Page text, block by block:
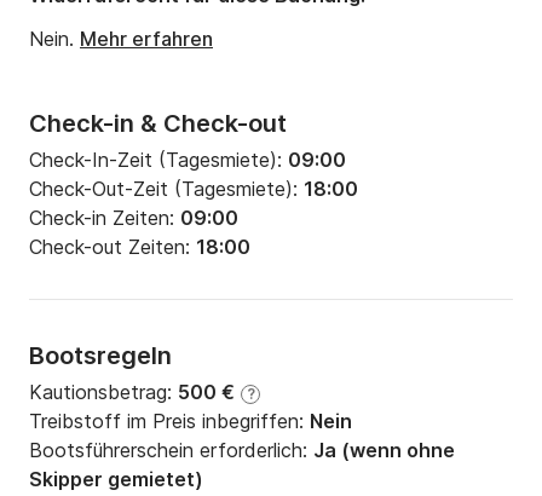
Check-in & Check-out
Check-In-Zeit (Tagesmiete): 09:00
Check-Out-Zeit (Tagesmiete): 18:00
Check-in Zeiten: 09:00
Check-out Zeiten: 18:00
Bootsregeln
Kautionsbetrag: 500 € ?
Treibstoff im Preis inbegriffen: Nein
Bootsführerschein erforderlich: Ja (wenn ohne
Skipper gemietet)
Nein. Mehr erfahren